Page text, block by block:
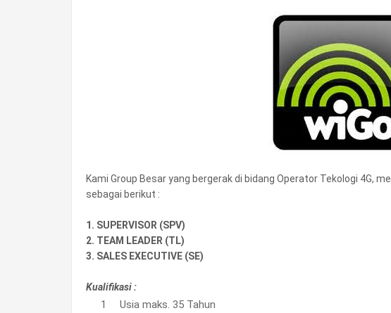
Kami Group Besar yang bergerak di bidang Operator Tekologi 4G,
sebagai berikut :
1. SUPERVISOR (SPV)
2. TEAM LEADER (TL)
3. SALES EXECUTIVE (SE)
Kualifikasi :
Usia maks. 35 Tahun